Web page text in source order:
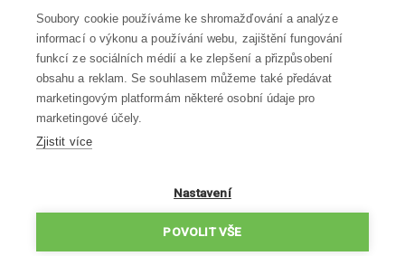
Kontaktujte nás
info@robotworld.cz
220 770 770 Po-Pá 8:00—16:00
VŠECHNY KONTAKTY
ZÁSADY OCHRANY OSOBNÍCH ÚDAJŮ
Soubory cookie používáme ke shromažďování a analýze
informací o výkonu a používání webu, zajištění fungování
funkcí ze sociálních médií a ke zlepšení a přizpůsobení
obsahu a reklam. Se souhlasem můžeme také předávat
marketingovým platformám některé osobní údaje pro
marketingové účely.
Zjistit více
Nastavení
POVOLIT VŠE